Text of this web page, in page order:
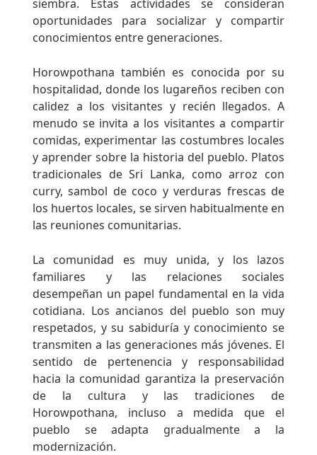
siembra. Estas actividades se consideran
oportunidades para socializar y compartir
conocimientos entre generaciones.
Horowpothana también es conocida por su
hospitalidad, donde los lugareños reciben con
calidez a los visitantes y recién llegados. A
menudo se invita a los visitantes a compartir
comidas, experimentar las costumbres locales
y aprender sobre la historia del pueblo. Platos
tradicionales de Sri Lanka, como arroz con
curry, sambol de coco y verduras frescas de
los huertos locales, se sirven habitualmente en
las reuniones comunitarias.
La comunidad es muy unida, y los lazos
familiares y las relaciones sociales
desempeñan un papel fundamental en la vida
cotidiana. Los ancianos del pueblo son muy
respetados, y su sabiduría y conocimiento se
transmiten a las generaciones más jóvenes. El
sentido de pertenencia y responsabilidad
hacia la comunidad garantiza la preservación
de la cultura y las tradiciones de
Horowpothana, incluso a medida que el
pueblo se adapta gradualmente a la
modernización.